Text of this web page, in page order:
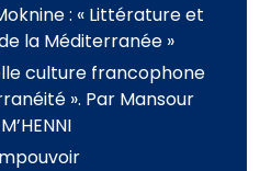
: « Littérature et
la Méditerranée »
culture francophone
». Par Mansour
M’HENNI